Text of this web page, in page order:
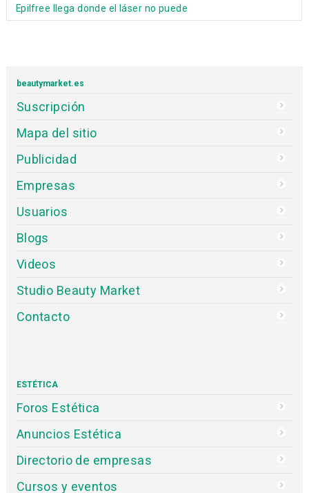
Epilfree llega donde el láser no puede
beautymarket.es
Suscripción
Mapa del sitio
Publicidad
Empresas
Usuarios
Blogs
Videos
Studio Beauty Market
Contacto
ESTÉTICA
Foros Estética
Anuncios Estética
Directorio de empresas
Cursos y eventos